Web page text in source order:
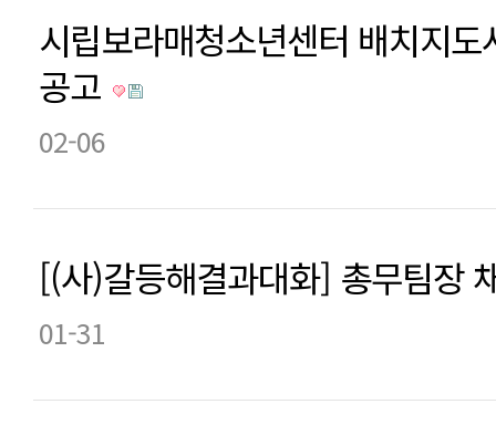
시립보라매청소년센터 배치지
공고
02-06
[(사)갈등해결과대화] 총무팀장
01-31